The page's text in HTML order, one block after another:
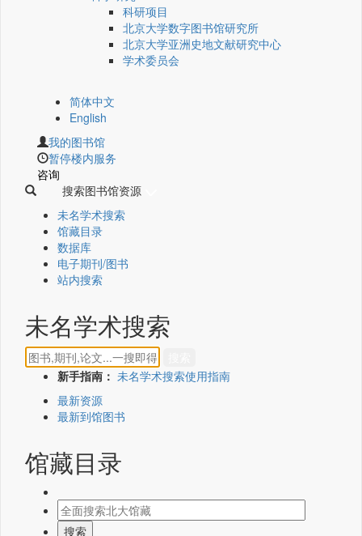
科研项目
北京大学数字图书馆研究所
北京大学亚洲史地文献研究中心
学术委员会
简体中文
English
我的图书馆
暂停楼内服务
咨询
搜索图书馆资源
未名学术搜索
馆藏目录
数据库
电子期刊/图书
站内搜索
未名学术搜索
新手指南： 未名学术搜索使用指南
最新资源
最新到馆图书
馆藏目录